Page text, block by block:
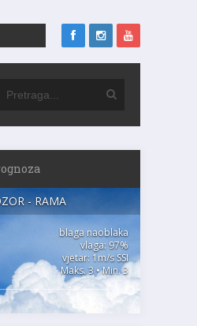
- RAMA
blaga naoblaka
vlaga: 97%
vjetar: 1m/s SSI
Maks. 3 • Min. 3